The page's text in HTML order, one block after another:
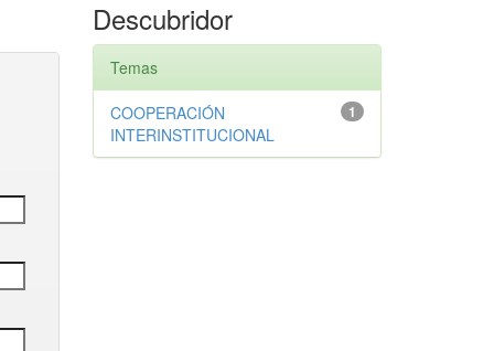
Descubridor
Temas
1
COOPERACIÓN
INTERINSTITUCIONAL